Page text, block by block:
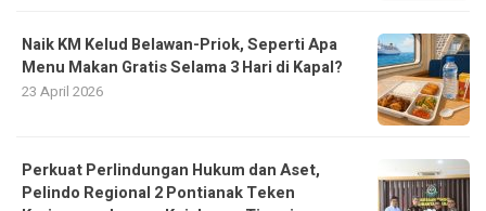
Naik KM Kelud Belawan-Priok, Seperti Apa
Menu Makan Gratis Selama 3 Hari di Kapal?
23 April 2026
Perkuat Perlindungan Hukum dan Aset,
Pelindo Regional 2 Pontianak Teken